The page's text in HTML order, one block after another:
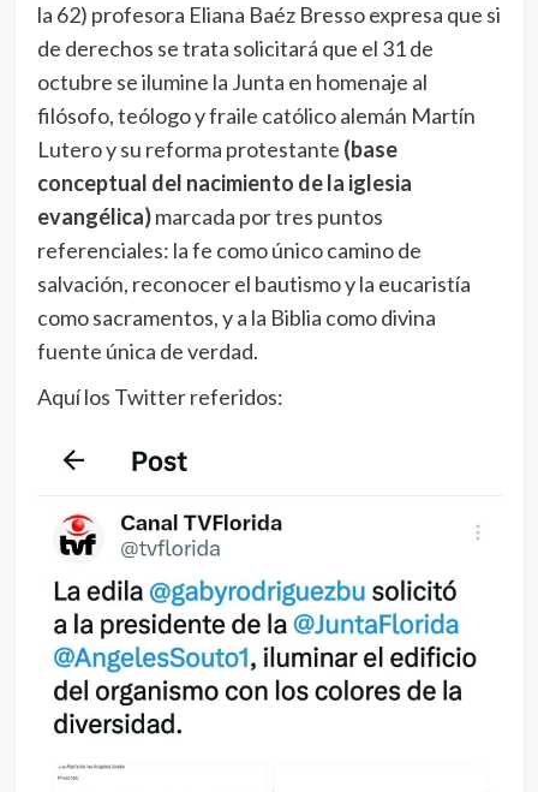
la 62) profesora Eliana Baéz Bresso expresa que si
de derechos se trata solicitará que el 31 de
octubre se ilumine la Junta en homenaje al
filósofo, teólogo y fraile católico alemán Martín
Lutero y su reforma protestante (base
conceptual del nacimiento de la iglesia
evangélica)marcada por tres puntos
referenciales: la fe como único camino de
salvación, reconocer el bautismo y la eucaristía
como sacramentos, y a la Biblia como divina
fuente única de verdad.
Aquí los Twitter referidos: